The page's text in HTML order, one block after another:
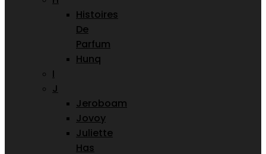
Histoires
De
Parfum
Hunq
I
J
Jeroboam
Jovoy
Juliette
Has